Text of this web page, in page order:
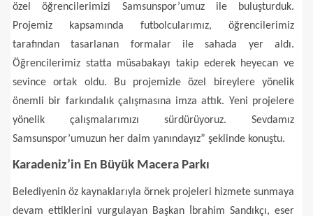
özel öğrencilerimizi Samsunspor’umuz ile buluşturduk.
Projemiz kapsamında futbolcularımız, öğrencilerimiz
tarafından tasarlanan formalar ile sahada yer aldı.
Öğrencilerimiz statta müsabakayı takip ederek heyecan ve
sevince ortak oldu. Bu projemizle özel bireylere yönelik
önemli bir farkındalık çalışmasına imza attık. Yeni projelere
yönelik çalışmalarımızı sürdürüyoruz. Sevdamız
Samsunspor’umuzun her daim yanındayız” şeklinde konuştu.
Karadeniz’in En Büyük Macera Parkı
Belediyenin öz kaynaklarıyla örnek projeleri hizmete sunmaya
devam ettiklerini vurgulayan Başkan İbrahim Sandıkçı, eser